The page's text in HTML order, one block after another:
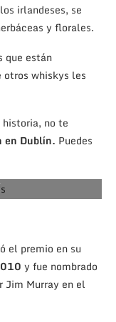
irlandeses, se
y florales.
que están
otros whiskys les
historia, no te
en Dublín. Puedes
el premio en su
y fue nombrado
Jim Murray en el